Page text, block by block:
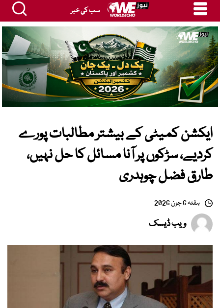
سب کی خبر
ایکشن کمیٹی کے بیشتر مطالبات پورے
کردیے، سڑکوں پر آنا مسائل کا حل نہیں،
طارق فضل چوہدری
ہفتہ 6 جون 2026
ویب ڈیسک